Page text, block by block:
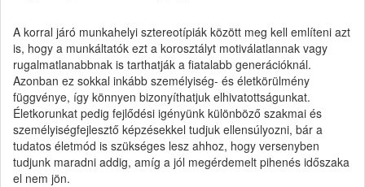
A korral járó munkahelyi sztereotípiák között meg kell említeni azt
is, hogy a munkáltatók ezt a korosztályt motiválatlannak vagy
rugalmatlanabbnak is tarthatják a fiatalabb generációknál.
Azonban ez sokkal inkább személyiség- és életkörülmény
függvénye, így könnyen bizonyíthatjuk elhivatottságunkat.
Életkorunkat pedig fejlődési igényünk különböző szakmai és
személyiségfejlesztő képzésekkel tudjuk ellensúlyozni, bár a
tudatos életmód is szükséges lesz ahhoz, hogy versenyben
tudjunk maradni addig, amíg a jól megérdemelt pihenés időszaka
el nem jön.